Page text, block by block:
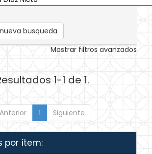
busqueda
Mostrar filtros avanzados
1-1 de 1.
Anterior 1 Siguiente
por ítem: